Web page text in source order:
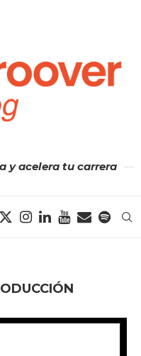
y acelera tu carrera